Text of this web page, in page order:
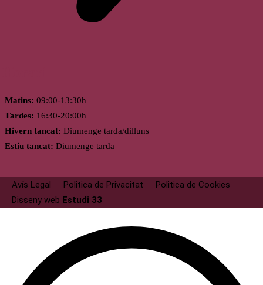
Matins: 09:00-13:30h
Tardes: 16:30-20:00h
Hivern tancat: Diumenge tarda/dilluns
Estiu tancat: Diumenge tarda
Avís Legal Politica de Privacitat
Politica de Cookies
Disseny web Estudi 33